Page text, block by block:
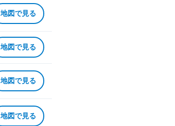
地図で見る
地図で見る
地図で見る
地図で見る